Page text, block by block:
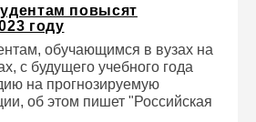
повысят
году
обучающимся в вузах на
с будущего учебного года
на прогнозируемую
об этом пишет "Российская